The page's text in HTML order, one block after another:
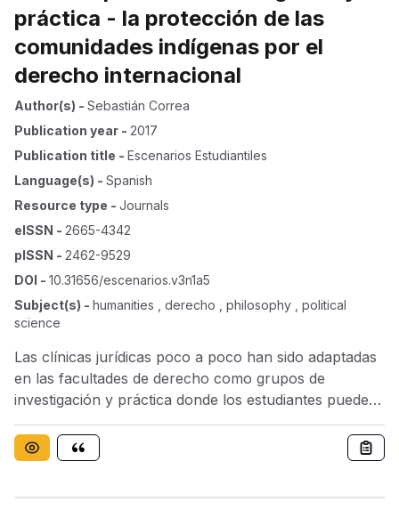
práctica - la protección de las
comunidades indígenas por el
derecho internacional
Author(s) - Sebastián Correa
Publication year - 2017
Publication title - Escenarios Estudiantiles
Language(s) - Spanish
Resource type - Journals
eISSN - 2665-4342
pISSN - 2462-9529
DOI - 10.31656/escenarios.v3n1a5
Subject(s) - humanities , derecho , philosophy , political
science
Las clínicas jurídicas poco a poco han sido adaptadas
en las facultades de derecho como grupos de
investigación y práctica donde los estudiantes pueden
mejorar tanto sus capacidades investigativas como
prácticas, en el manejo de casos reales o simulados;
en este último la Universidad Pontificia Bolivariana con